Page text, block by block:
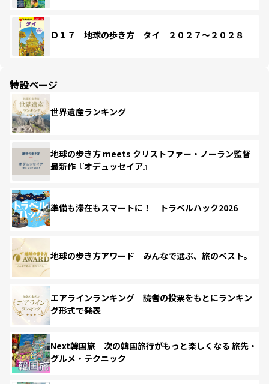
Ｄ１７ 地球の歩き方 タイ ２０２７～２０２８
特設ページ
世界遺産ランキング
地球の歩き方 meets クリストファー・ノーラン監督
最新作『オデュッセイア』
準備も滞在もスマートに！ トラベルハック2026
地球の歩き方アワード みんなで選ぶ、旅のベスト。
エアラインランキング 読者の投票をもとにランキン
グ形式で発表
Next韓国旅 次の韓国旅行がもっと楽しくなる 旅先・
グルメ・テクニック